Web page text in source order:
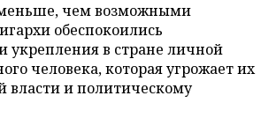
чем возможными
обеспокоились
укрепления в стране личной
человека, которая угрожает их
власти и политическому